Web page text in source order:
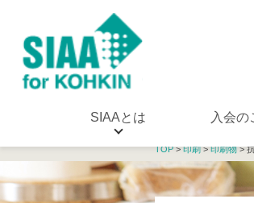
SIAAとは 入会の
TOP>印刷>印刷物>